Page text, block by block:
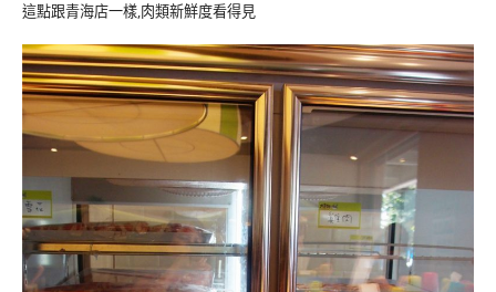
這點跟青海店一樣,肉類新鮮度看得見